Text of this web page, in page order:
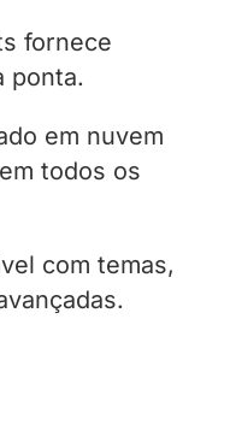
fornece
ponta.
em nuvem
todos os
com temas,